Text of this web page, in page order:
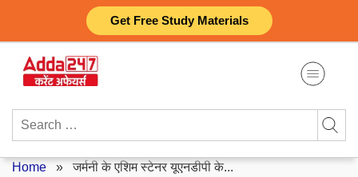
Get Free Study Materials
content
Search
Home »जर्मनी के एशिम स्टेनर यूएनडीपी के...